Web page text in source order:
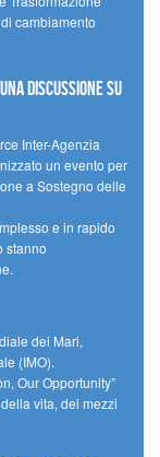
cambiamento
discussione su
Inter-Agenzia
un evento per
a Sostegno delle
e in rapido
stanno
dei Mari,
(IMO).
Our Opportunity”
vita, dei mezzi